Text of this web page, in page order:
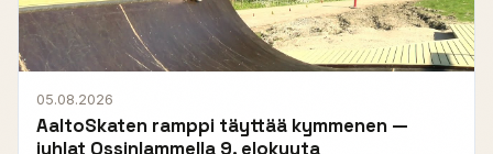
05.08.2026
AaltoSkaten ramppi täyttää kymmenen —
juhlat Ossinlammella 9. elokuuta